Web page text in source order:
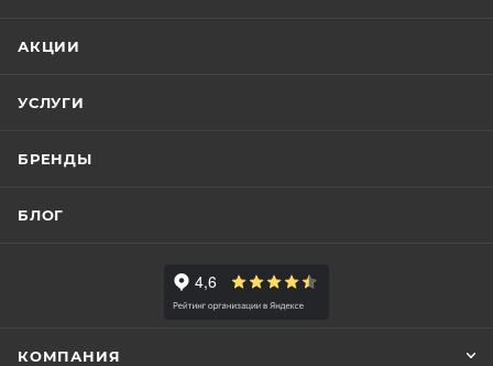
АКЦИИ
УСЛУГИ
БРЕНДЫ
БЛОГ
КОМПАНИЯ